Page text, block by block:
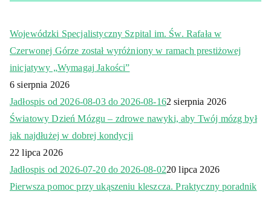
Wojewódzki Specjalistyczny Szpital im. Św. Rafała w
Czerwonej Górze został wyróżniony w ramach prestiżowej
inicjatywy „Wymagaj Jakości”
6 sierpnia 2026
Jadłospis od 2026-08-03 do 2026-08-162 sierpnia 2026
Światowy Dzień Mózgu – zdrowe nawyki, aby Twój mózg był
jak najdłużej w dobrej kondycji
22 lipca 2026
Jadłospis od 2026-07-20 do 2026-08-0220 lipca 2026
Pierwsza pomoc przy ukąszeniu kleszcza. Praktyczny poradnik